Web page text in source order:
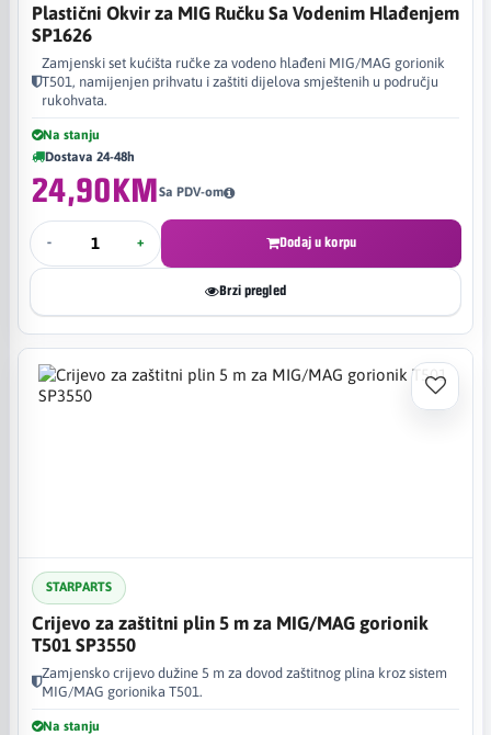
Plastični Okvir za MIG Ručku Sa Vodenim Hlađenjem
SP1626
Zamjenski set kućišta ručke za vodeno hlađeni MIG/MAG gorionik
T501, namijenjen prihvatu i zaštiti dijelova smještenih u području
rukohvata.
Na stanju
Dostava 24-48h
24,90KMSa PDV-om
- + Dodaj u korpu
Brzi pregled
STARPARTS
Crijevo za zaštitni plin 5 m za MIG/MAG gorionik
T501 SP3550
Zamjensko crijevo dužine 5 m za dovod zaštitnog plina kroz sistem
MIG/MAG gorionika T501.
Na stanju